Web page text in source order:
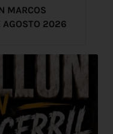
MARCOS
AGOSTO 2026